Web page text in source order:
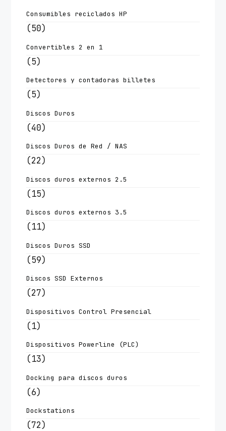
Consumibles reciclados HP
(50)
Convertibles 2 en 1
(5)
Detectores y contadoras billetes
(5)
Discos Duros
(40)
Discos Duros de Red / NAS
(22)
Discos duros externos 2.5
(15)
Discos duros externos 3.5
(11)
Discos Duros SSD
(59)
Discos SSD Externos
(27)
Dispositivos Control Presencial
(1)
Dispositivos Powerline (PLC)
(13)
Docking para discos duros
(6)
Dockstations
(72)